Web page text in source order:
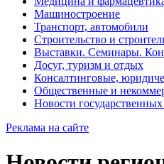
Машиностроение
Транспорт, автомобили
Строительство и
Выставки. Семинары.
Досуг, туризм и отдых
Консалтинговые,
Общественные и
Новости
Реклама на сайте